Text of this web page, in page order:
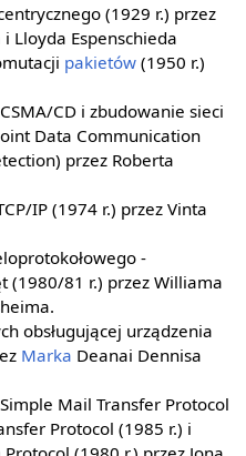
(1929 r.) przez
Lloyda Espenschieda
pakietów (1950 r.)
CD i zbudowanie sieci
Data Communication
przez Roberta
IP (1974 r.) przez Vinta
-
(1980/81 r.) przez Williama
obsługującej urządzenia
Marka Deanai Dennisa
Mail Transfer Protocol
Protocol (1985 r.) i